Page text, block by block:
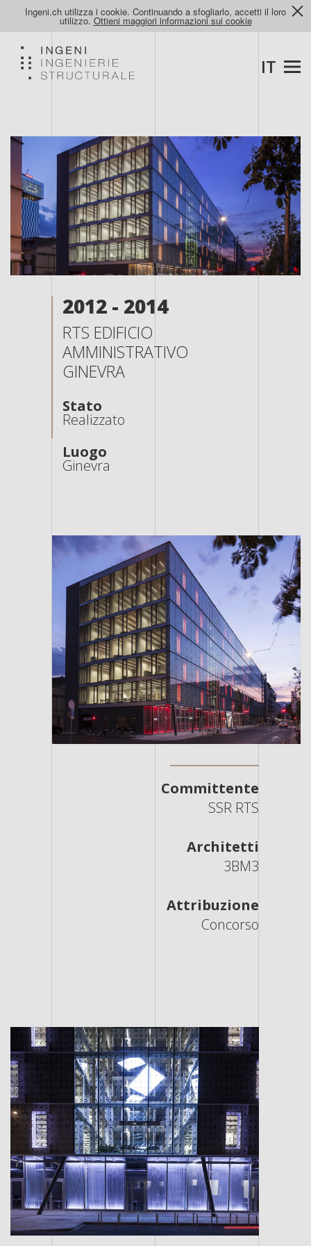
Ingeni.ch utilizza i cookie. Continuando a sfogliarlo, accetti il loro
utilizzo. Ottieni maggiori informazioni sui cookie
IT
2012 - 2014
RTS EDIFICIO
AMMINISTRATIVO
GINEVRA
Stato
Realizzato
Luogo
Ginevra
Committente
SSR RTS
Architetti
3BM3
Attribuzione
Concorso